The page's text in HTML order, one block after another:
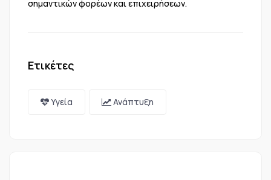
σημαντικών φορέων και επιχειρήσεων.
Ετικέτες
Υγεία Ανάπτυξη